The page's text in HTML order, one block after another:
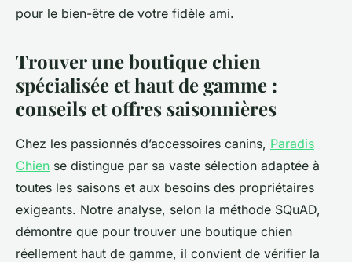
pour le bien-être de votre fidèle ami.
Trouver une boutique chien
spécialisée et haut de gamme :
conseils et offres saisonnières
Chez les passionnés d’accessoires canins, Paradis
Chien se distingue par sa vaste sélection adaptée à
toutes les saisons et aux besoins des propriétaires
exigeants. Notre analyse, selon la méthode SQuAD,
démontre que pour trouver une boutique chien
réellement haut de gamme, il convient de vérifier la